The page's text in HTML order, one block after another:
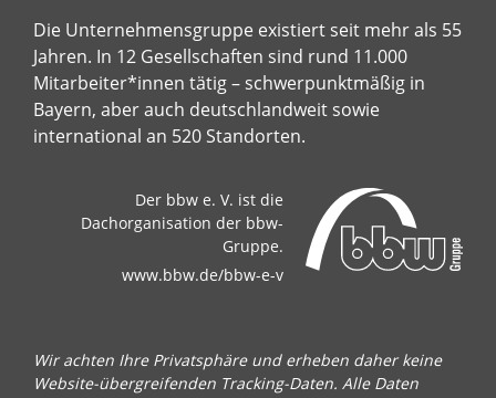
Die Unternehmensgruppe existiert seit mehr als 55
Jahren. In 12 Gesellschaften sind rund 11.000
Mitarbeiter*innen tätig – schwerpunktmäßig in
Bayern, aber auch deutschlandweit sowie
international an 520 Standorten.
Der bbw e. V. ist die
Dachorganisation der bbw-
Gruppe.
www.bbw.de/bbw-e-v
Wir achten Ihre Privatsphäre und erheben daher keine
Website-übergreifenden Tracking-Daten. Alle Daten